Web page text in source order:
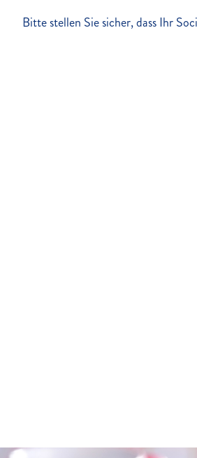
Bitte stellen Sie sicher, dass Ihr